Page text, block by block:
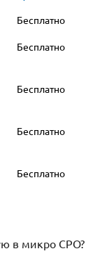
Бесплатно
Бесплатно
Бесплатно
Бесплатно
Бесплатно
в микро СРО?